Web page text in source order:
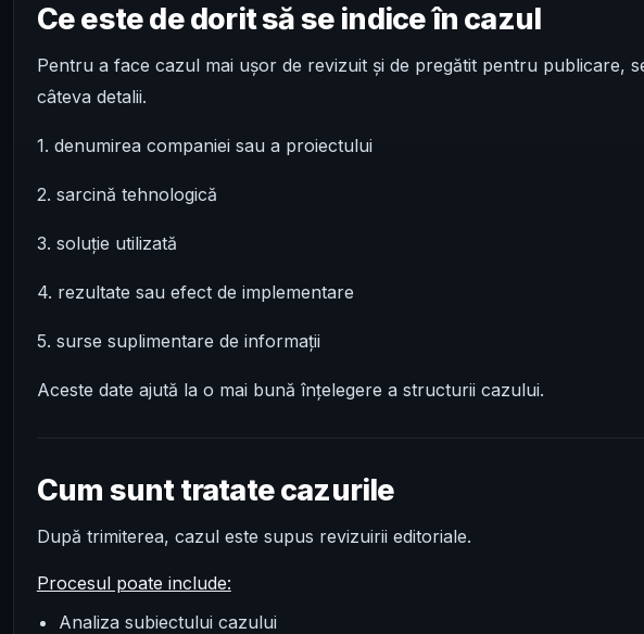
Ce este de dorit să se indice în cazul
Pentru a face cazul mai ușor de revizuit și de pregătit pentru publicare,
câteva detalii.
1. denumirea companiei sau a proiectului
2. sarcină tehnologică
3. soluție utilizată
4. rezultate sau efect de implementare
5. surse suplimentare de informații
Aceste date ajută la o mai bună înțelegere a structurii cazului.
Cum sunt tratate cazurile
După trimiterea, cazul este supus revizuirii editoriale.
Procesul poate include:
Analiza subiectului cazului